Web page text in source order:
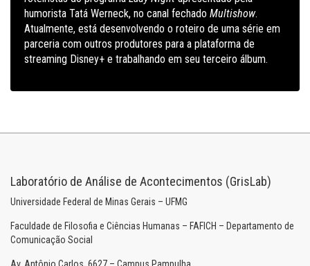
humorista Tatá Werneck, no canal fechado Multishow.
Atualmente, está desenvolvendo o roteiro de uma série em
parceria com outros produtores para a plataforma de
streaming Disney+ e trabalhando em seu terceiro álbum.
Laboratório de Análise de Acontecimentos (GrisLab)
Universidade Federal de Minas Gerais – UFMG
Faculdade de Filosofia e Ciências Humanas – FAFICH – Departamento de
Comunicação Social